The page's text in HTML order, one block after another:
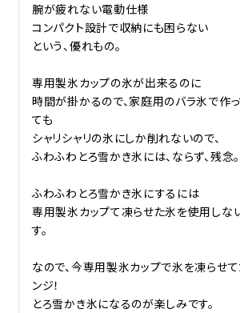
腕が疲れない電動仕様
コンパクト設計で収納にも困らない
という、優れもの。
専用製氷カップの氷が出来るのに
時間が掛かるので、家庭用のバラ氷で作
ても
シャリシャリの氷にしか削れないので、
ふわふわとろ雪かき氷には、ならず、残念。
ふわふわとろ雪かき氷にするには
専用製氷カップて凍らせた氷を使用しな
す。
なので、今専用製氷カップで氷を凍らせて
ンジ！
とろ雪かき氷になるのが楽しみです。